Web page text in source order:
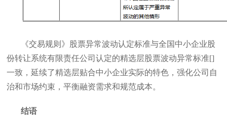
《交易规则》股票异常波动认定标准与全国中小企业股
份转让系统有限责任公司认定的精选层股票波动异常标准[]
一致，延续了精选层贴合中小企业实际的特色，强化公司自
治和市场约束，平衡融资需求和规范成本。
结语